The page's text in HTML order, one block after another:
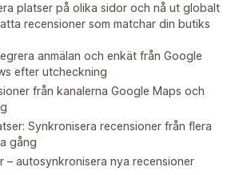
platser på olika sidor och nå ut globalt
recensioner som matchar din butiks
anmälan och enkät från Google
efter utcheckning
från kanalerna Google Maps och
Synkronisera recensioner från flera
gång
– autosynkronisera nya recensioner